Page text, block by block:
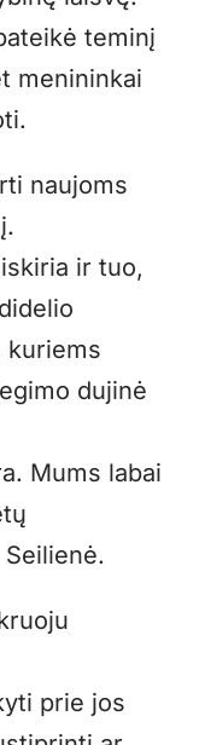
teminį
menininkai
naujoms
ir tuo,
kuriems
dujinė
Mums labai
prie jos